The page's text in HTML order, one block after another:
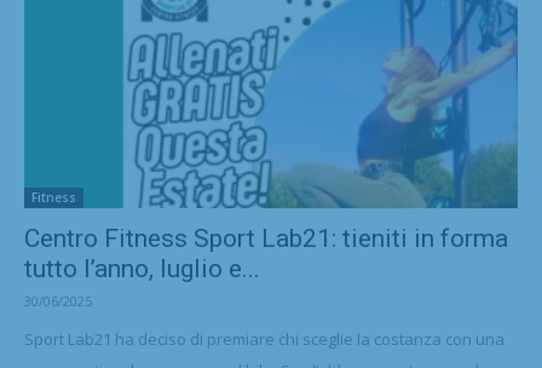
Fitness
Centro Fitness Sport Lab21: tieniti in forma
tutto l’anno, luglio e...
30/06/2025
Sport Lab21 ha deciso di premiare chi sceglie la costanza con una